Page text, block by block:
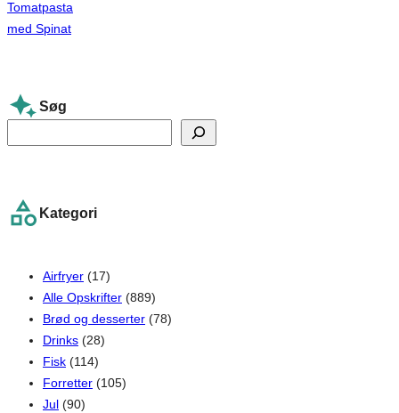
Søg
e
c
Kategori
Airfryer (17)
Alle Opskrifter (889)
Brød og desserter (78)
Drinks (28)
Fisk (114)
Forretter (105)
Jul (90)